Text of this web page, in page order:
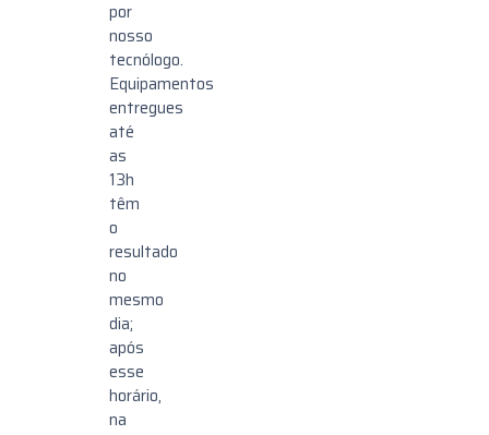
por
nosso
tecnólogo.
Equipamentos
entregues
até
as
13h
têm
o
resultado
no
mesmo
dia;
após
esse
horário,
na